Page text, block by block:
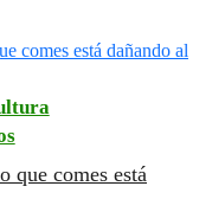
que comes está